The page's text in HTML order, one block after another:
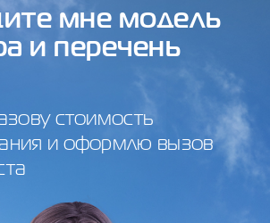
мне модель
и перечень
стоимость
и оформлю вызов